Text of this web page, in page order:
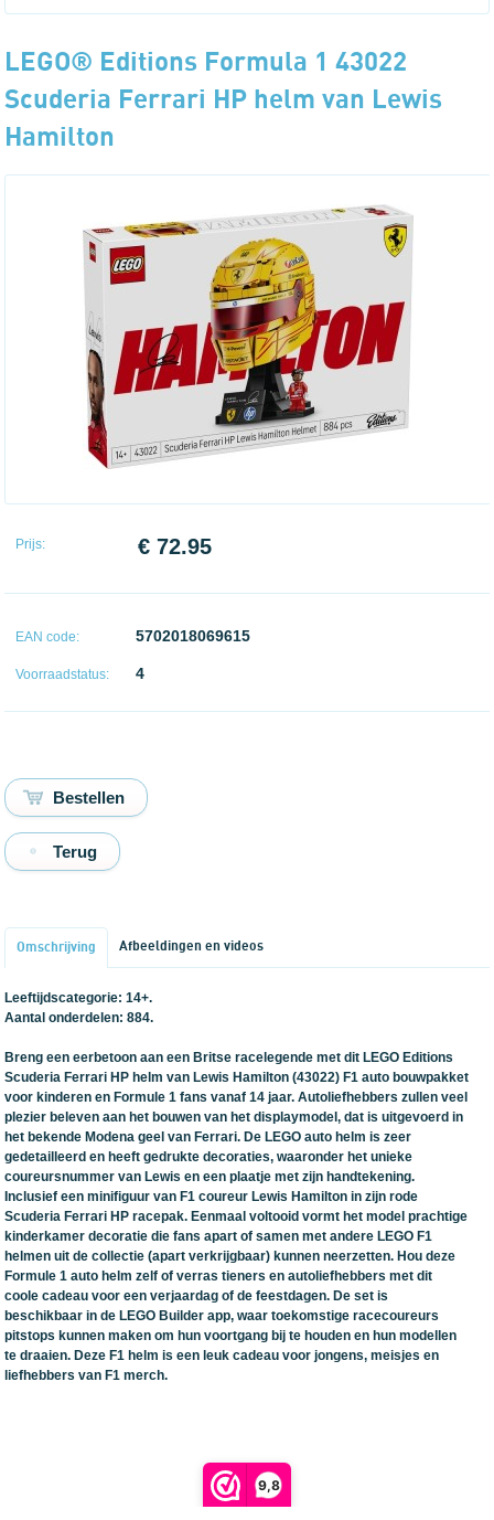
9,8
LEGO® Editions Formula 1 43022
Scuderia Ferrari HP helm van Lewis
Hamilton
Prijs: € 72.95
EAN code: 5702018069615
Voorraadstatus: 4
Terug
Omschrijving Afbeeldingen en videos
Leeftijdscategorie: 14+.
Aantal onderdelen: 884.
Breng een eerbetoon aan een Britse racelegende met dit LEGO Editions
Scuderia Ferrari HP helm van Lewis Hamilton (43022) F1 auto bouwpakket
voor kinderen en Formule 1 fans vanaf 14 jaar. Autoliefhebbers zullen veel
plezier beleven aan het bouwen van het displaymodel, dat is uitgevoerd in
het bekende Modena geel van Ferrari. De LEGO auto helm is zeer
gedetailleerd en heeft gedrukte decoraties, waaronder het unieke
coureursnummer van Lewis en een plaatje met zijn handtekening.
Inclusief een minifiguur van F1 coureur Lewis Hamilton in zijn rode
Scuderia Ferrari HP racepak. Eenmaal voltooid vormt het model prachtige
kinderkamer decoratie die fans apart of samen met andere LEGO F1
helmen uit de collectie (apart verkrijgbaar) kunnen neerzetten. Hou deze
Formule 1 auto helm zelf of verras tieners en autoliefhebbers met dit
coole cadeau voor een verjaardag of de feestdagen. De set is
beschikbaar in de LEGO Builder app, waar toekomstige racecoureurs
pitstops kunnen maken om hun voortgang bij te houden en hun modellen
te draaien. Deze F1 helm is een leuk cadeau voor jongens, meisjes en
liefhebbers van F1 merch.